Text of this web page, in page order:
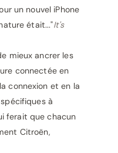
un nouvel iPhone
était..."It's
mieux ancrer les
connectée en
connexion et en la
à
ferait que chacun
Citroën,